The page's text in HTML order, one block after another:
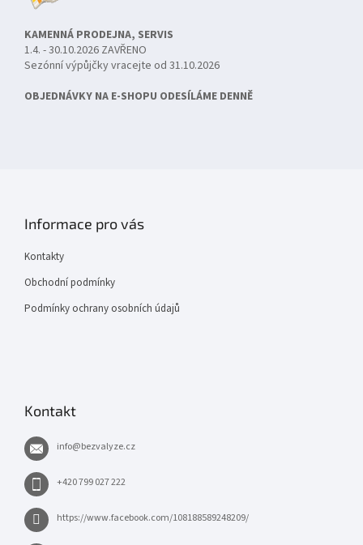
KAMENNÁ PRODEJNA, SERVIS
1.4. - 30.10.2026 ZAVŘENO
Sezónní výpůjčky vracejte od 31.10.2026
OBJEDNÁVKY NA E-SHOPU ODESÍLÁME DENNĚ
Informace pro vás
Kontakty
Obchodní podmínky
Podmínky ochrany osobních údajů
Kontakt
info@bezvalyze.cz
+420 799 027 222
https://www.facebook.com/108188589248209/